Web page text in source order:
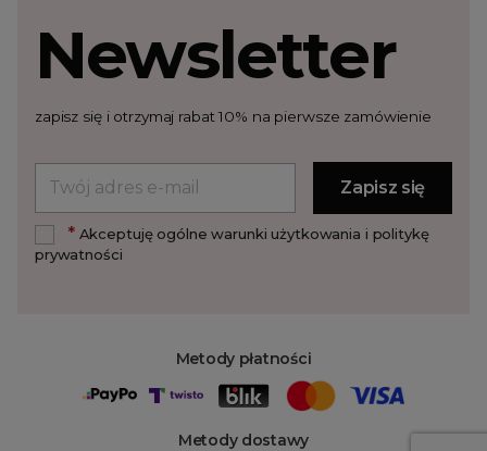
Metody płatności
Metody dostawy
Newsletter
zapisz się i otrzymaj rabat 10% na pierwsze zamówienie
*Akceptuję ogólne warunki użytkowania i politykę
prywatności